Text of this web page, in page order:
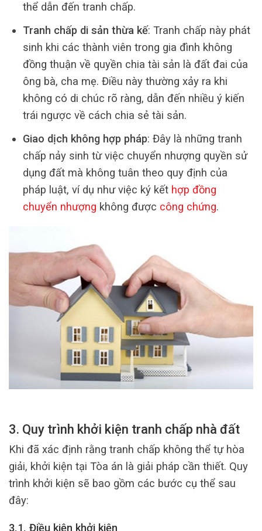
thể dẫn đến tranh chấp.
Tranh chấp di sản thừa kế: Tranh chấp này phát
sinh khi các thành viên trong gia đình không
đồng thuận về quyền chia tài sản là đất đai của
ông bà, cha mẹ. Điều này thường xảy ra khi
không có di chúc rõ ràng, dẫn đến nhiều ý kiến
trái ngược về cách chia sẻ tài sản.
Giao dịch không hợp pháp: Đây là những tranh
chấp nảy sinh từ việc chuyển nhượng quyền sử
dụng đất mà không tuân theo quy định của
pháp luật, ví dụ như việc ký kết hợp đồng
chuyển nhượng không được công chứng.
3. Quy trình khởi kiện tranh chấp nhà đất
Khi đã xác định rằng tranh chấp không thể tự hòa
giải, khởi kiện tại Tòa án là giải pháp cần thiết. Quy
trình khởi kiện sẽ bao gồm các bước cụ thể sau
đây:
3.1. Điều kiện khởi kiện